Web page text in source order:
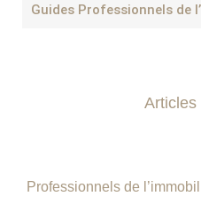
Guides Professionnels de
Articles
Professionnels de